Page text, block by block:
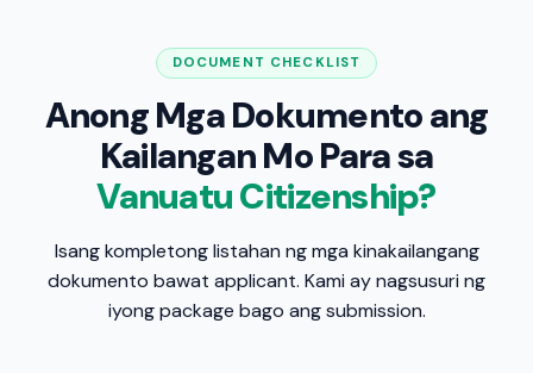
DOCUMENT CHECKLIST
Anong Mga Dokumento ang
Kailangan Mo Para sa
Vanuatu Citizenship?
Isang kompletong listahan ng mga kinakailangang
dokumento bawat applicant. Kami ay nagsusuri ng
iyong package bago ang submission.